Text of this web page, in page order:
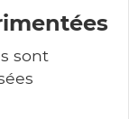
sont